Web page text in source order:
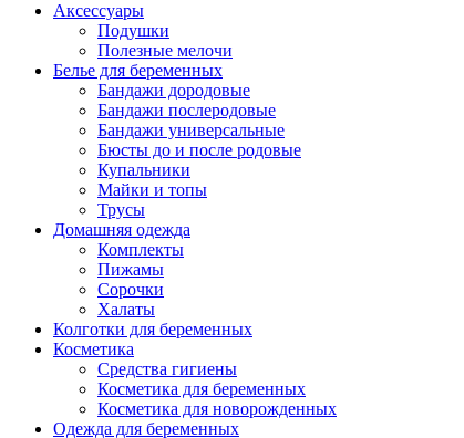
Аксессуары
Подушки
Полезные мелочи
Белье для беременных
Бандажи дородовые
Бандажи послеродовые
Бандажи универсальные
Бюсты до и после родовые
Купальники
Майки и топы
Трусы
Домашняя одежда
Комплекты
Пижамы
Сорочки
Халаты
Колготки для беременных
Косметика
Cредства гигиены
Косметика для беременных
Косметика для новорожденных
Одежда для беременных